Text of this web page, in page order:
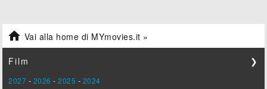
 Vai alla home di MYmovies.it »
Film ❯
2027 - 2026 -2025 - 2024